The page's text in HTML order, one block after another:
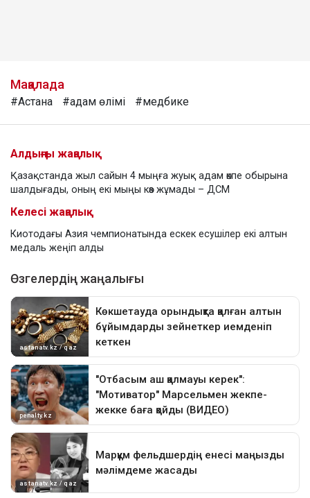
Мақалада
#Астана #адам өлімі #медбике
Алдыңғы жаңалық
Қазақстанда жыл сайын 4 мыңға жуық адам өкпе обырына
шалдығады, оның екі мыңы көз жұмады – ДСМ
Келесі жаңалық
Киотодағы Азия чемпионатында ескек есушілер екі алтын
медаль жеңіп алды